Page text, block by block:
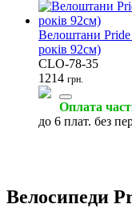
Штани велосипедні
(2)
Велоштани Pride
років 92см)
CLO-78-35
1214 грн.
Оплата
до 6 плат. без
Велосипеди